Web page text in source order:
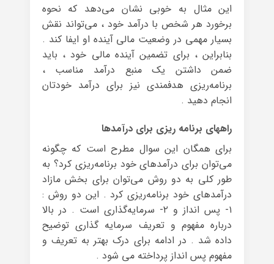
این مثال به خوبی نشان می‌دهد که نحوه
برخورد هر شخص با درآمد خود ، می‌تواند نقش
بسیار مهمی در وضعیت مالی آینده او ایفا کند .
بنابراین ، برای تضمین آینده مالی خود ، باید
ضمن داشتن یک منبع درآمد مناسب ،
برنامه‌ریزی هدفمندی نیز برای درآمد خودتان
انجام دهید .
راههای برنامه ریزی برای درآمدها
برای همگان این سوال مطرح است که چگونه
می‌توان برای درآمدهای خود برنامه‌ریزی کرد؟ به
طور کلی به دو روش می‌توان برای بخش مازاد
درآمدهای خود برنامه‌ریزی کرد . این دو روش :
۱- پس انداز و ۲- سرمایه‌گذاری است . در بالا
درباره مفهوم و تعریف سرمایه گذاری توضیح
داده شد . در ادامه برای درک بهتر به تعریف و
مفهوم پس انداز پرداخته می شود .